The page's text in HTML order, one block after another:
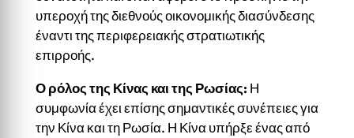
υπεροχή της διεθνούς οικονομικής διασύνδεσης
έναντι της περιφερειακής στρατιωτικής
επιρροής.
Ο ρόλος της Κίνας και της Ρωσίας: Η
συμφωνία έχει επίσης σημαντικές συνέπειες για
την Κίνα και τη Ρωσία. Η Κίνα υπήρξε ένας από